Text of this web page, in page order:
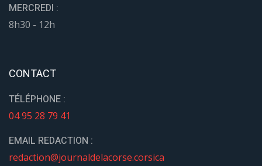
MERCREDI :
8h30 - 12h
CONTACT
TÉLÉPHONE :
04 95 28 79 41
EMAIL REDACTION :
redaction@journaldelacorse.corsica